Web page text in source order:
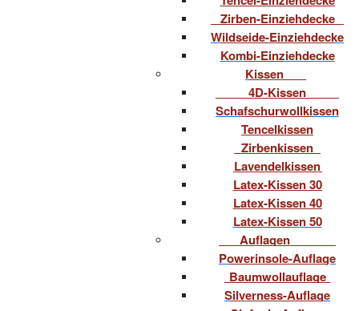
Zirben-Einziehdecke
Wildseide-Einziehdecke
Kombi-Einziehdecke
Kissen
4D-Kissen
Schafschurwollkissen
Tencelkissen
Zirbenkissen
Lavendelkissen
Latex-Kissen 30
Latex-Kissen 40
Latex-Kissen 50
Auflagen
Powerinsole-Auflage
Baumwollauflage
Silverness-Auflage